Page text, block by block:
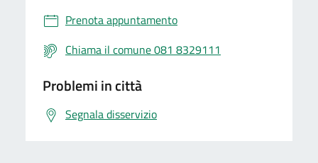
Prenota appuntamento
Chiama il comune 081 8329111
Problemi in città
Segnala disservizio